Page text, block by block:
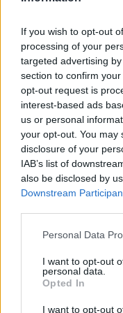
If you wish to opt-out
processing of your
targeted advertising
section to confirm
opt-out request is
interest-based ads
us or personal
your opt-out. You may
disclosure of your
IAB’s list of
also be disclosed by
Downstream
Please note that this
not limited to your
grant or deny consent
use your data for
consent section.
Personal Data
I want to opt-out
personal data.
Opted In
I want to opt-out
più adatte alle
vedere se questa
organizzatori e se
di Formula E.
POTREBBE
3 anni